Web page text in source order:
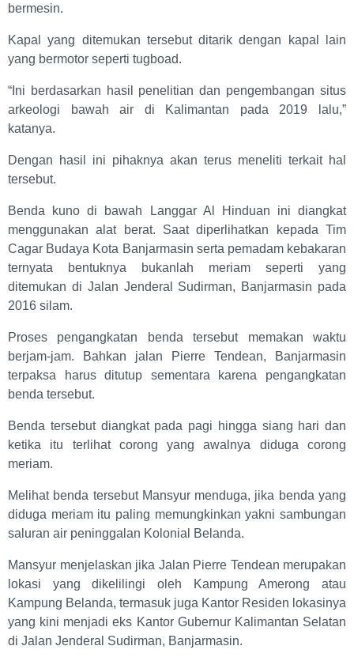
bermesin.
Kapal yang ditemukan tersebut ditarik dengan kapal lain
yang bermotor seperti tugboad.
“Ini berdasarkan hasil penelitian dan pengembangan situs
arkeologi bawah air di Kalimantan pada 2019 lalu,”
katanya.
Dengan hasil ini pihaknya akan terus meneliti terkait hal
tersebut.
Benda kuno di bawah Langgar Al Hinduan ini diangkat
menggunakan alat berat. Saat diperlihatkan kepada Tim
Cagar Budaya Kota Banjarmasin serta pemadam kebakaran
ternyata bentuknya bukanlah meriam seperti yang
ditemukan di Jalan Jenderal Sudirman, Banjarmasin pada
2016 silam.
Proses pengangkatan benda tersebut memakan waktu
berjam-jam. Bahkan jalan Pierre Tendean, Banjarmasin
terpaksa harus ditutup sementara karena pengangkatan
benda tersebut.
Benda tersebut diangkat pada pagi hingga siang hari dan
ketika itu terlihat corong yang awalnya diduga corong
meriam.
Melihat benda tersebut Mansyur menduga, jika benda yang
diduga meriam itu paling memungkinkan yakni sambungan
saluran air peninggalan Kolonial Belanda.
Mansyur menjelaskan jika Jalan Pierre Tendean merupakan
lokasi yang dikelilingi oleh Kampung Amerong atau
Kampung Belanda, termasuk juga Kantor Residen lokasinya
yang kini menjadi eks Kantor Gubernur Kalimantan Selatan
di Jalan Jenderal Sudirman, Banjarmasin.